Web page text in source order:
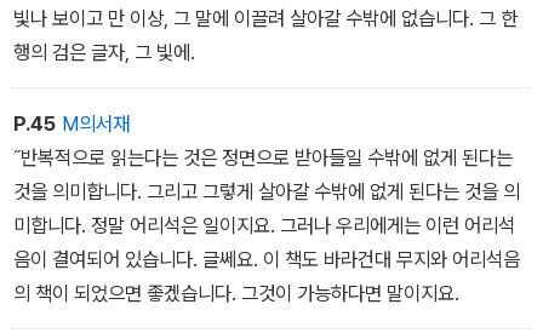
빛나 보이고 만 이상, 그 말에 이끌려 살아갈 수밖에 없습니다. 그 한
행의 검은 글자, 그 빛에.
P.45 M의서재
˝반복적으로 읽는다는 것은 정면으로 받아들일 수밖에 없게 된다는
것을 의미합니다. 그리고 그렇게 살아갈 수밖에 없게 된다는 것을 의
미합니다. 정말 어리석은 일이지요. 그러나 우리에게는 이런 어리석
음이 결여되어 있습니다. 글쎄요. 이 책도 바라건대 무지와 어리석음
의 책이 되었으면 좋겠습니다. 그것이 가능하다면 말이지요.